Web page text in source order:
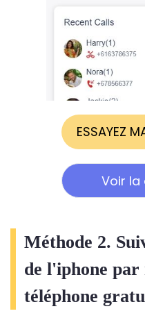
ESSAYEZ
Voir la
Méthode 2.
de l'iphone par
téléphone